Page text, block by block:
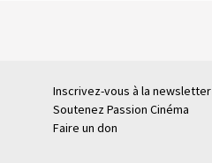
Inscrivez-vous à la newsletter
Soutenez Passion Cinéma
Faire un don